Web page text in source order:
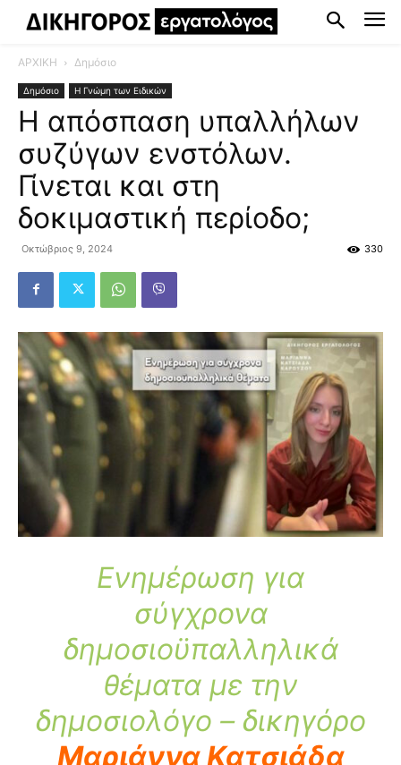
ΑΡΧΙΚΗ Δημόσιο
Δημόσιο Η Γνώμη των Ειδικών
Η απόσπαση υπαλλήλων
συζύγων ενστόλων.
Γίνεται και στη
δοκιμαστική περίοδο;
Οκτώβριος 9, 2024 330
Ενημέρωση για
σύγχρονα
δημοσιοϋπαλληλικά
θέματα με την
δημοσιολόγο – δικηγόρο
Μαριάννα Κατσιάδα